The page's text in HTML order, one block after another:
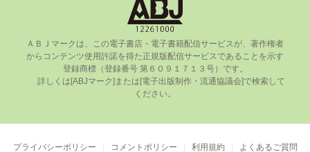
ＡＢＪマークは、この電⼦書店・電⼦書籍配信サービスが、著作権者
からコンテンツ使⽤許諾を得た正規版配信サービスであることを⽰す
登録商標（登録番号 第６０９１７１３号）です。
ください。
プライバシーポリシー コメントポリシー 利用規約 よくあるご質問